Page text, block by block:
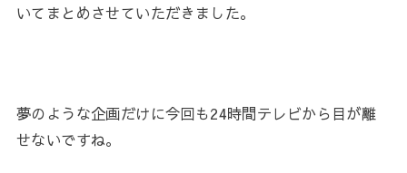
いてまとめさせていただきました。
夢のような企画だけに今回も24時間テレビから目が離
せないですね。